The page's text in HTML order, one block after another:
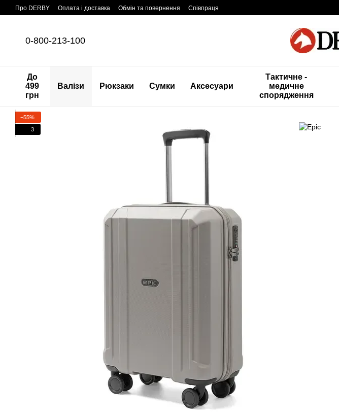
Перейти до основного контенту
Про DERBY Оплата і доставка Обмін та повернення Співпраця
0-800-213-100
До
499
грн
Валізи Рюкзаки Сумки Аксесуари
Тактичне -
медичне
спорядження
−55%
3